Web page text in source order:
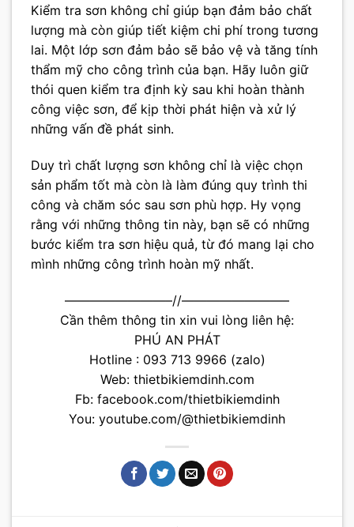
Kiểm tra sơn không chỉ giúp bạn đảm bảo chất
lượng mà còn giúp tiết kiệm chi phí trong tương
lai. Một lớp sơn đảm bảo sẽ bảo vệ và tăng tính
thẩm mỹ cho công trình của bạn. Hãy luôn giữ
thói quen kiểm tra định kỳ sau khi hoàn thành
công việc sơn, để kịp thời phát hiện và xử lý
những vấn đề phát sinh.
Duy trì chất lượng sơn không chỉ là việc chọn
sản phẩm tốt mà còn là làm đúng quy trình thi
công và chăm sóc sau sơn phù hợp. Hy vọng
rằng với những thông tin này, bạn sẽ có những
bước kiểm tra sơn hiệu quả, từ đó mang lại cho
mình những công trình hoàn mỹ nhất.
————————–//————————–
Cần thêm thông tin xin vui lòng liên hệ:
PHÚ AN PHÁT
Hotline : 093 713 9966 (zalo)
Web: thietbikiemdinh.com
Fb: facebook.com/thietbikiemdinh
You: youtube.com/@thietbikiemdinh